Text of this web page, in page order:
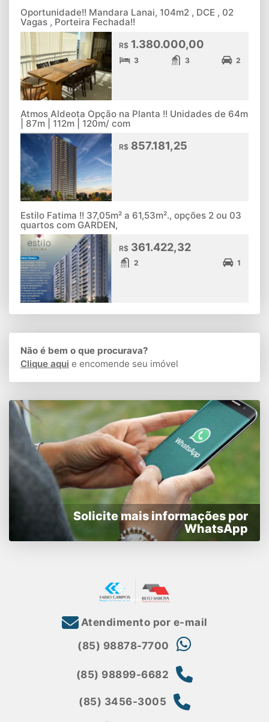
Oportunidade!! Mandara Lanai, 104m2 , DCE , 02
Vagas , Porteira Fechada!!
R$ 1.380.000,00
3 3 2
Atmos Aldeota Opção na Planta !! Unidades de 64m
| 87m | 112m | 120m/ com
R$ 857.181,25
Estilo Fatima !! 37,05m² a 61,53m²., opções 2 ou 03
quartos com GARDEN,
R$ 361.422,32
2 1
Não é bem o que procurava?
Clique aqui e encomende seu imóvel
Solicite mais informações por
WhatsApp
Atendimento por e-mail
(85) 98878-7700
(85) 98899-6682
(85) 3456-3005